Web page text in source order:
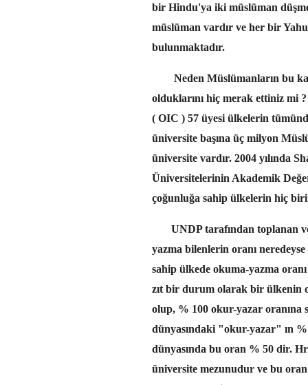
bir Hindu'ya iki müslüman
müslüman vardır ve her bir
bulunmaktadır.
Neden Müslümanların bu
olduklarını hiç merak ettiniz mi
( OIC ) 57 üyesi ülkelerin
üniversite başına üç milyon
üniversite vardır. 2004 yılında
Üniversitelerinin Akademik
çoğunluğa sahip ülkelerin hiç
UNDP tarafından toplanan
yazma bilenlerin oranı
sahip ülkede okuma-yazma
zıt bir durum olarak bir ülkenin
olup, % 100 okur-yazar
dünyasındaki "okur-yazar" ın
dünyasında bu oran % 50 dir.
üniversite mezunudur ve bu